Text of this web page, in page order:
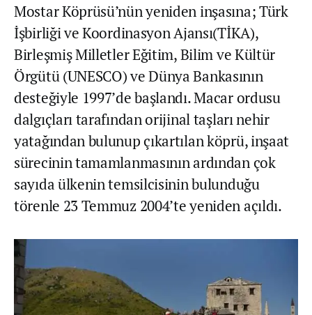
Mostar Köprüsü’nün yeniden inşasına; Türk
İşbirliği ve Koordinasyon Ajansı(TİKA),
Birleşmiş Milletler Eğitim, Bilim ve Kültür
Örgütü (UNESCO) ve Dünya Bankasının
desteğiyle 1997’de başlandı. Macar ordusu
dalgıçları tarafından orijinal taşları nehir
yatağından bulunup çıkartılan köprü, inşaat
sürecinin tamamlanmasının ardından çok
sayıda ülkenin temsilcisinin bulunduğu
törenle 23 Temmuz 2004’te yeniden açıldı.